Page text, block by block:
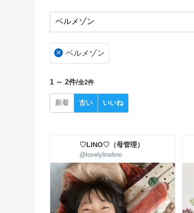
× ベルメゾン
1 ～ 2件/全2件
新着 古い いいね
♡LINO♡（母管理）
@lovelylinolino